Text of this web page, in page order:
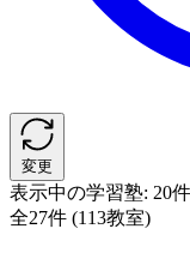
変更
表示中の学習塾: 20件
全27件 (113教室)